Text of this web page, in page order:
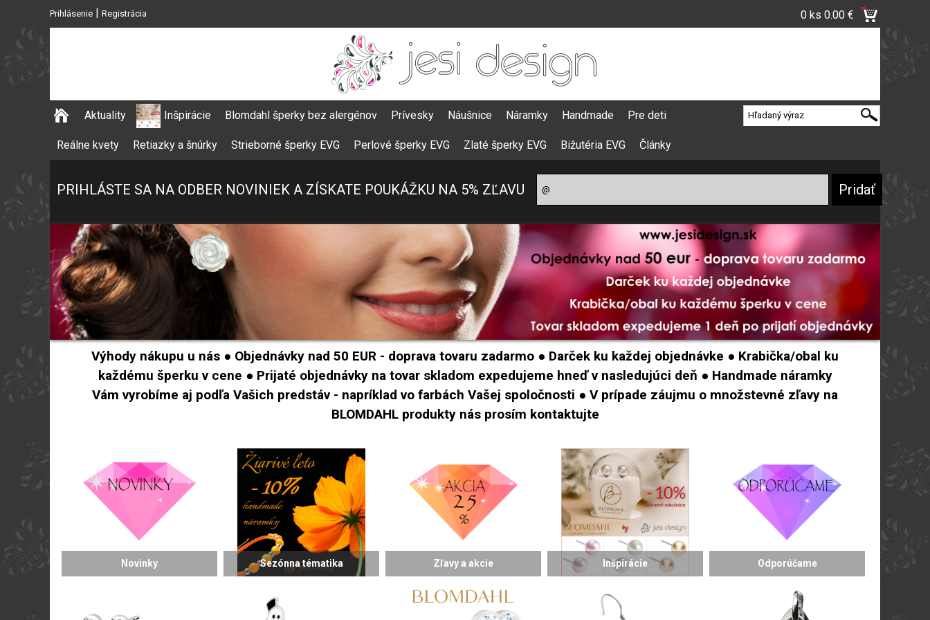
Prihlásenie | Registrácia 0 ks 0.00 €
Aktuality Inšpirácie Blomdahl šperky bez alergénov Prívesky Náušnice Náramky Handmade Pre deti
Reálne kvety Retiazky a šnúrky Strieborné šperky EVG Perlové šperky EVG Zlaté šperky EVG Bižutéria EVG Články
PRIHLÁSTE SA NA ODBER NOVINIEK A ZÍSKATE POUKÁŽKU NA 5% ZĽAVU
Výhody nákupu u nás ● Objednávky nad 50 EUR - doprava tovaru zadarmo ● Darček ku každej objednávke ● Krabička/obal ku
každému šperku v cene ● Prijaté objednávky na tovar skladom expedujeme hneď v nasledujúci deň ● Handmade náramky
Vám vyrobíme aj podľa Vašich predstáv - napríklad vo farbách Vašej spoločnosti ● V prípade záujmu o množstevné zľavy na
BLOMDAHL produkty nás prosím kontaktujte
Novinky Sezónna tématika Zľavy a akcie Inšpirácie Odporúčame